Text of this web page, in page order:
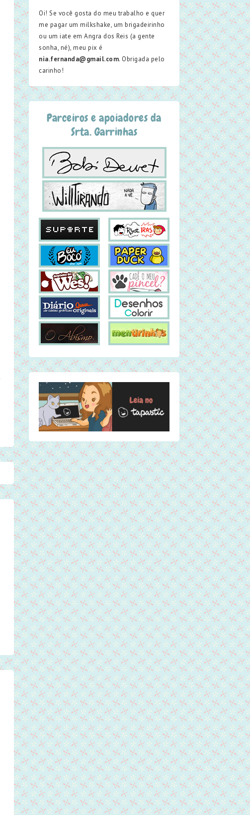
Oi! Se você gosta do meu trabalho e quer
me pagar um milkshake, um brigadeirinho
ou um iate em Angra dos Reis (a gente
sonha, né), meu pix é
nia.fernanda@gmail.com. Obrigada pelo
carinho!
Parceiros e apoiadores da
Srta. Garrinhas